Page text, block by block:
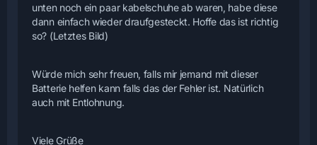
unten noch ein paar kabelschuhe ab waren, habe diese
dann einfach wieder draufgesteckt. Hoffe das ist richtig
so? (Letztes Bild)
Würde mich sehr freuen, falls mir jemand mit dieser
Batterie helfen kann falls das der Fehler ist. Natürlich
auch mit Entlohnung.
Viele Grüße